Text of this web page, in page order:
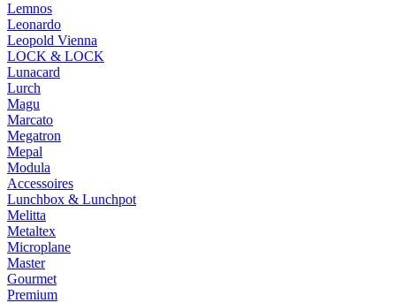
Lemnos
Leonardo
Leopold Vienna
LOCK & LOCK
Lunacard
Lurch
Magu
Marcato
Megatron
Mepal
Modula
Accessoires
Lunchbox & Lunchpot
Melitta
Metaltex
Microplane
Master
Gourmet
Premium